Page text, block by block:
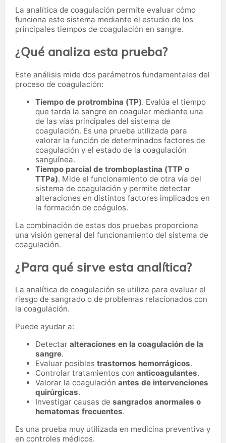
La analítica de coagulación permite evaluar cómo
funciona este sistema mediante el estudio de los
principales tiempos de coagulación en sangre.
¿Qué analiza esta prueba?
Este análisis mide dos parámetros fundamentales del
proceso de coagulación:
Tiempo de protrombina (TP). Evalúa el tiempo
que tarda la sangre en coagular mediante una
de las vías principales del sistema de
coagulación. Es una prueba utilizada para
valorar la función de determinados factores de
coagulación y el estado de la coagulación
sanguínea.
Tiempo parcial de tromboplastina (TTP o
TTPa). Mide el funcionamiento de otra vía del
sistema de coagulación y permite detectar
alteraciones en distintos factores implicados en
la formación de coágulos.
La combinación de estas dos pruebas proporciona
una visión general del funcionamiento del sistema de
coagulación.
¿Para qué sirve esta analítica?
La analítica de coagulación se utiliza para evaluar el
riesgo de sangrado o de problemas relacionados con
la coagulación.
Puede ayudar a:
Detectar alteraciones en la coagulación de la
sangre.
Evaluar posibles trastornos hemorrágicos.
Controlar tratamientos con anticoagulantes.
Valorar la coagulación antes de intervenciones
quirúrgicas.
Investigar causas de sangrados anormales o
hematomas frecuentes.
Es una prueba muy utilizada en medicina preventiva y
en controles médicos.